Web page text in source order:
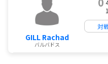
GILL Rachad
バルバドス
対